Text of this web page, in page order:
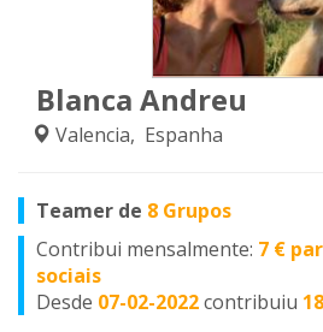
Blanca Andreu
Valencia, Espanha
Teamer de 8 Grupos
Contribui mensalmente: 7 €
sociais
Desde 07-02-2022contribuiu